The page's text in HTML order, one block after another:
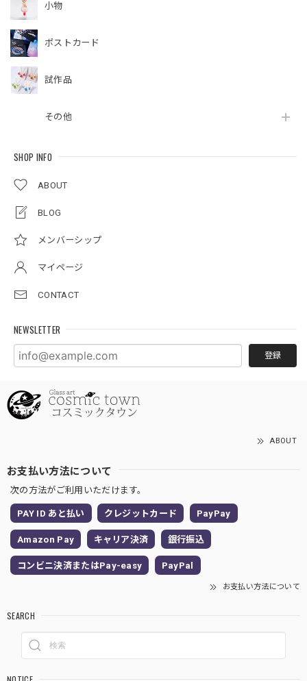
小物
ポストカード
試作品
その他
SHOP INFO
ABOUT
BLOG
メンバーシップ
マイページ
CONTACT
NEWSLETTER
登録
ABOUT
お支払い方法について
次の方法がご利用いただけます。
PAY ID あと払い クレジットカード PayPay
Amazon Pay キャリア決済 銀行振込
コンビニ決済またはPay-easy PayPal
お支払い方法について
SEARCH